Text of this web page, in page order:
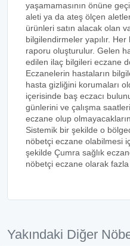
yaşamamasının önüne
aleti ya da ateş ölçen
ürünleri satın alacak olan
bilgilendirmeler yapılır.
raporu oluşturulur. Gelen
edilen ilaç bilgileri eczane
Eczanelerin hastaların
hasta gizliğini korumaları
içerisinde baş eczacı
günlerini ve çalışma
eczane olup
Sistemik bir şekilde o
nöbetçi eczane olabilmesi
şekilde Çumra sağlık
nöbetçi eczane olarak
Yakındaki Diğer